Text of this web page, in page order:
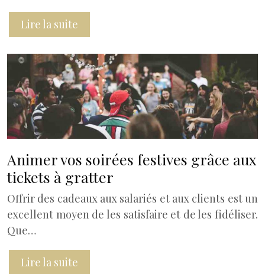
Lire la suite
Animer vos soirées festives grâce aux
tickets à gratter
Offrir des cadeaux aux salariés et aux clients est un
excellent moyen de les satisfaire et de les fidéliser.
Que…
Lire la suite